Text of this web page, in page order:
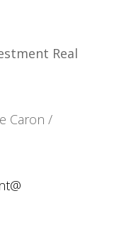
Real
Caron /